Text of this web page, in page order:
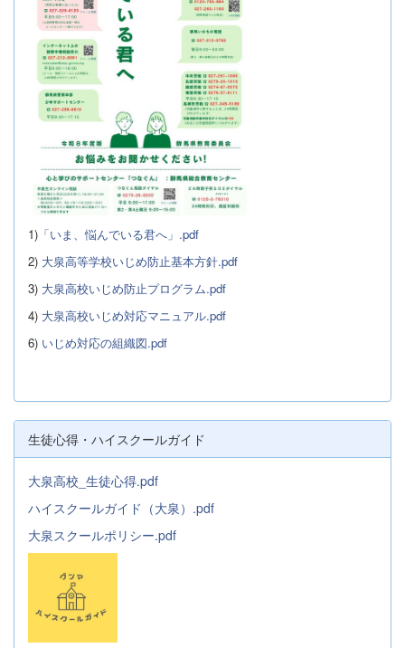
1) 「いま、悩んでいる君へ」.pdf
2) 大泉高等学校いじめ防止基本方針.pdf
3) 大泉高校いじめ防止プログラム.pdf
4) 大泉高校いじめ対応マニュアル.pdf
6) いじめ対応の組織図.pdf
生徒心得・ハイスクールガイド
大泉高校_生徒心得.pdf
ハイスクールガイド（大泉）.pdf
大泉スクールポリシー.pdf